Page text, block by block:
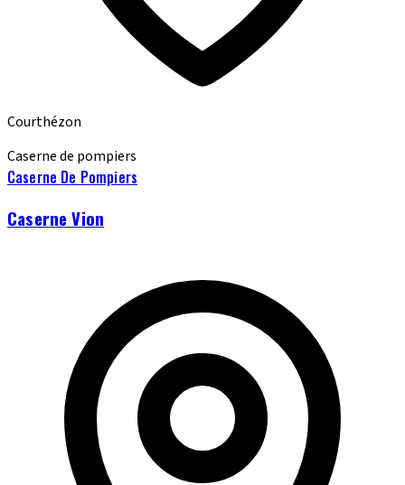
Courthézon
Caserne de pompiers
Caserne De Pompiers
Caserne Vion